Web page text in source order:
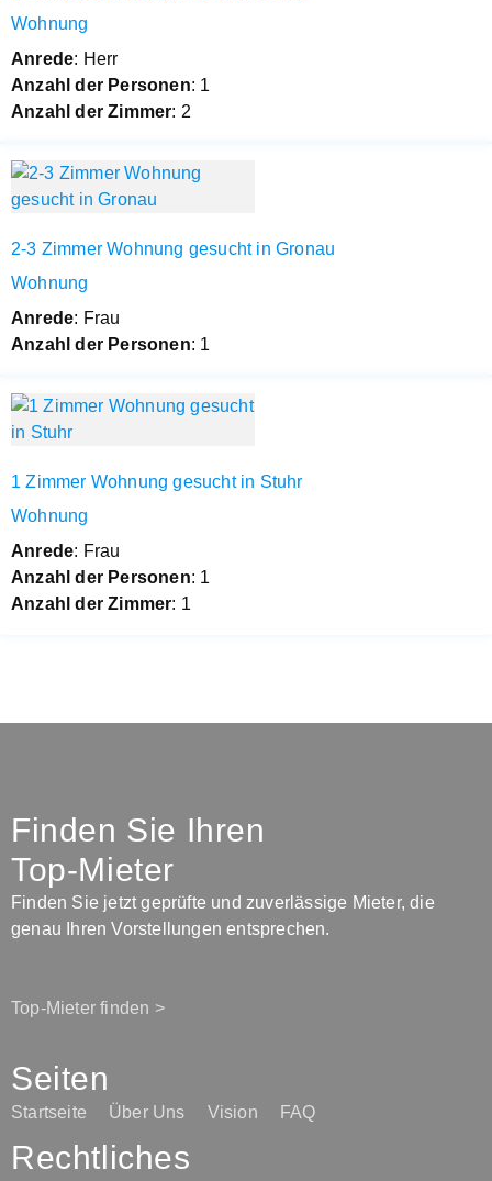
Wohnung
Anrede: Herr
Anzahl der Personen: 1
Anzahl der Zimmer: 2
2-3 Zimmer Wohnung gesucht in Gronau
Wohnung
Anrede: Frau
Anzahl der Personen: 1
1 Zimmer Wohnung gesucht in Stuhr
Wohnung
Anrede: Frau
Anzahl der Personen: 1
Anzahl der Zimmer: 1
Finden Sie Ihren
Top-Mieter
Finden Sie jetzt geprüfte und zuverlässige Mieter, die
genau Ihren Vorstellungen entsprechen.
Top-Mieter finden >
Seiten
Startseite Über Uns Vision FAQ
Rechtliches